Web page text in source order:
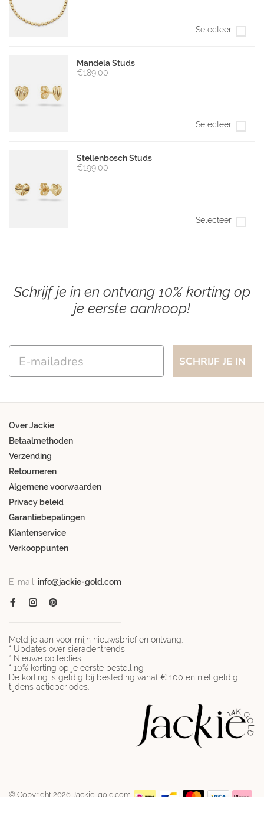
Selecteer
Mandela Studs
€189,00
Selecteer
Stellenbosch Studs
€199,00
Selecteer
Schrijf je in en ontvang 10% korting op
je eerste aankoop!
SCHRIJF JE IN
Over Jackie
Betaalmethoden
Verzending
Retourneren
Algemene voorwaarden
Privacy beleid
Garantiebepalingen
Klantenservice
Verkooppunten
E-mail: info@jackie-gold.com
Meld je aan voor mijn nieuwsbrief en ontvang:
* Updates over sieradentrends
* Nieuwe collecties
* 10% korting op je eerste bestelling
De korting is geldig bij besteding vanaf € 100 en niet geldig
tijdens actieperiodes.
© Copyright 2026 Jackie-gold.com